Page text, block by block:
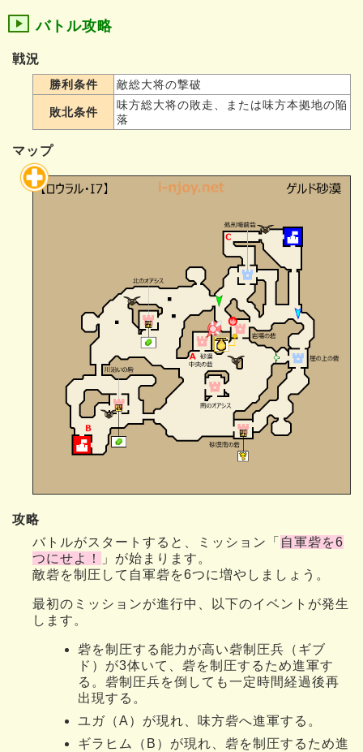
バトル攻略
戦況
勝利条件 敵総大将の撃破
敗北条件
味方総大将の敗走、または味方本拠地の陥
落
マップ
攻略
バトルがスタートすると、ミッション「 自軍砦を6
つにせよ！
」が始まります。
敵砦を制圧して自軍砦を6つに増やしましょう。
最初のミッションが進行中、以下のイベントが発生
します。
砦を制圧する能力が高い砦制圧兵（ギブ
ド）が3体いて、砦を制圧するため進軍す
る。砦制圧兵を倒しても一定時間経過後再
出現する。
ユガ（A）が現れ、味方砦へ進軍する。
ギラヒム（B）が現れ、砦を制圧するため進